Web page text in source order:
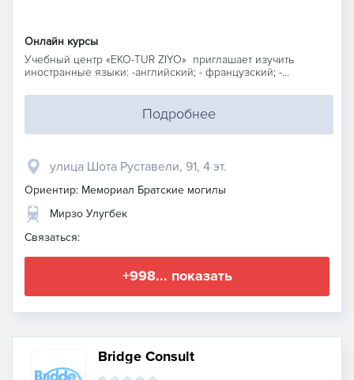
Онлайн курсы
Учебный центр «EKO-TUR ZIYO» приглашает изучить
иностранные языки: -английский; - французский; -...
Подробнее
улица Шота Руставели, 91, 4 эт.
Ориентир: Мемориал Братские могилы
Мирзо Улугбек
Связаться:
+998... показать
Bridge Consult